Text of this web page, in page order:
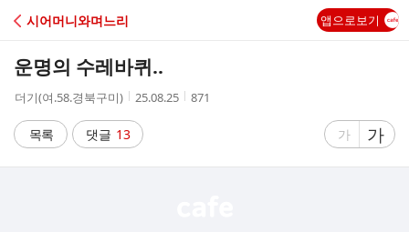
C
시어머니와며느리 앱으로보기
운명의 수레바퀴..
작
자
더기(여.58.경북구미)
작
시
간
25.08.25
조
871
목록 댓글 13
글
가
글
자
가